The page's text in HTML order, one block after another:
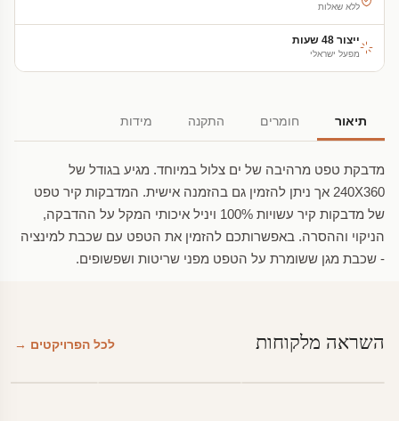
ללא שאלות
ייצור 48 שעות
מפעל ישראלי
תיאור חומרים התקנה מידות
מדבקת טפט מרהיבה של ים צלול במיוחד. מגיע בגודל של
240X360 אך ניתן להזמין גם בהזמנה אישית. המדבקות קיר טפט
של מדבקות קיר עשויות 100% ויניל איכותי המקל על ההדבקה,
הניקוי וההסרה. באפשרותכם להזמין את הטפט עם שכבת למינציה
- שכבת מגן ששומרת על הטפט מפני שריטות ושפשופים.
השראה מלקוחות לכל הפרויקטים →